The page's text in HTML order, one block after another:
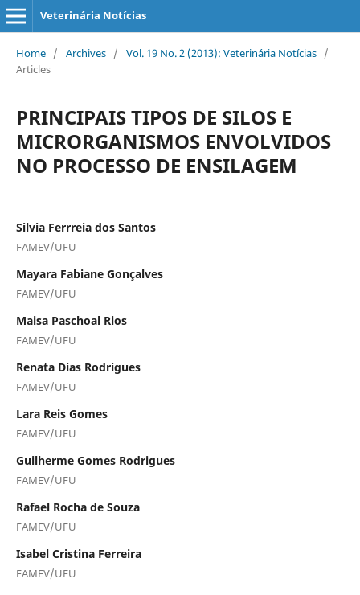
Veterinária Notícias
Home / Archives / Vol. 19 No. 2 (2013): Veterinária Notícias /
Articles
PRINCIPAIS TIPOS DE SILOS E
MICRORGANISMOS ENVOLVIDOS
NO PROCESSO DE ENSILAGEM
Silvia Ferrreia dos Santos
FAMEV/UFU
Mayara Fabiane Gonçalves
FAMEV/UFU
Maisa Paschoal Rios
FAMEV/UFU
Renata Dias Rodrigues
FAMEV/UFU
Lara Reis Gomes
FAMEV/UFU
Guilherme Gomes Rodrigues
FAMEV/UFU
Rafael Rocha de Souza
FAMEV/UFU
Isabel Cristina Ferreira
FAMEV/UFU